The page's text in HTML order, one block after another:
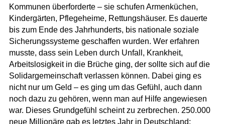
Kommunen überforderte – sie schufen Armenküchen,
Kindergärten, Pflegeheime, Rettungshäuser. Es dauerte
bis zum Ende des Jahrhunderts, bis nationale soziale
Sicherungssysteme geschaffen wurden. Wer erfahren
musste, dass sein Leben durch Unfall, Krankheit,
Arbeitslosigkeit in die Brüche ging, der sollte sich auf die
Solidargemeinschaft verlassen können. Dabei ging es
nicht nur um Geld – es ging um das Gefühl, auch dann
noch dazu zu gehören, wenn man auf Hilfe angewiesen
war. Dieses Grundgefühl scheint zu zerbrechen. 250.000
neue Millionäre gab es letztes Jahr in Deutschland;